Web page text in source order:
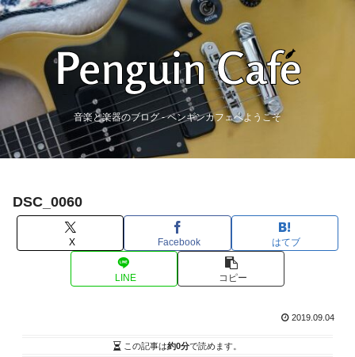
音楽と楽器のブログ - ペンギンカフェへようこそ
DSC_0060
X Facebook はてブ
LINE コピー
2019.09.04
この記事は約0分で読めます。